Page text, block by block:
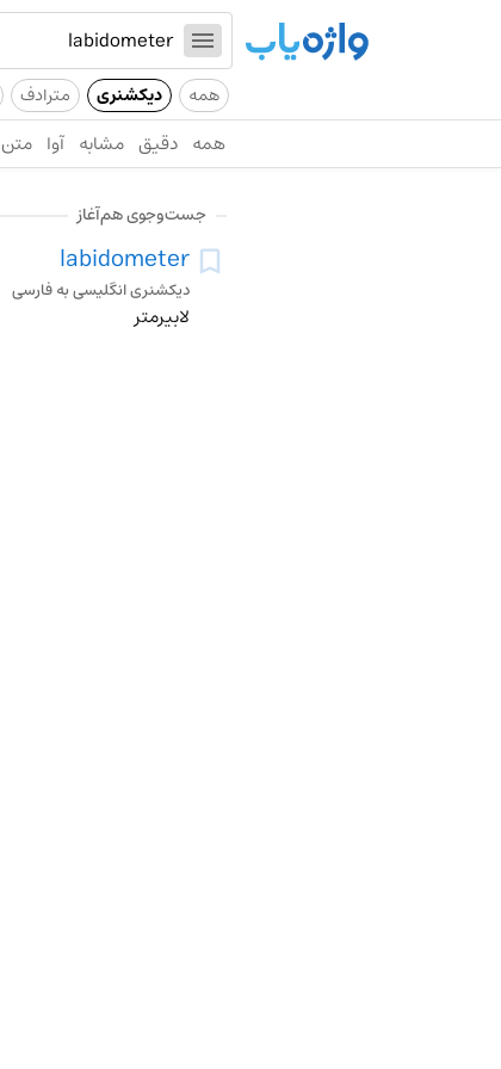
همه دیکشنری مترادف
همه دقیق مشابه آوا متن
جست‌وجوی هم‌آغاز
labidometer
دیکشنری انگلیسی به فارسی
لابیرمتر